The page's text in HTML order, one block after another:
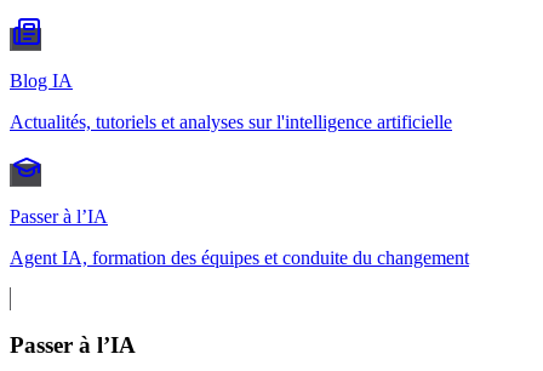
Blog IA
Actualités, tutoriels et analyses sur l'intelligence artificielle
Passer à l’IA
Agent IA, formation des équipes et conduite du changement
Passer à l’IA